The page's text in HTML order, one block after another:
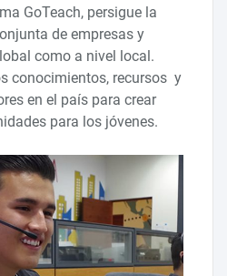
GoTeach, persigue la
de empresas y
como a nivel local.
conocimientos, recursos y
en el país para crear
para los jóvenes.